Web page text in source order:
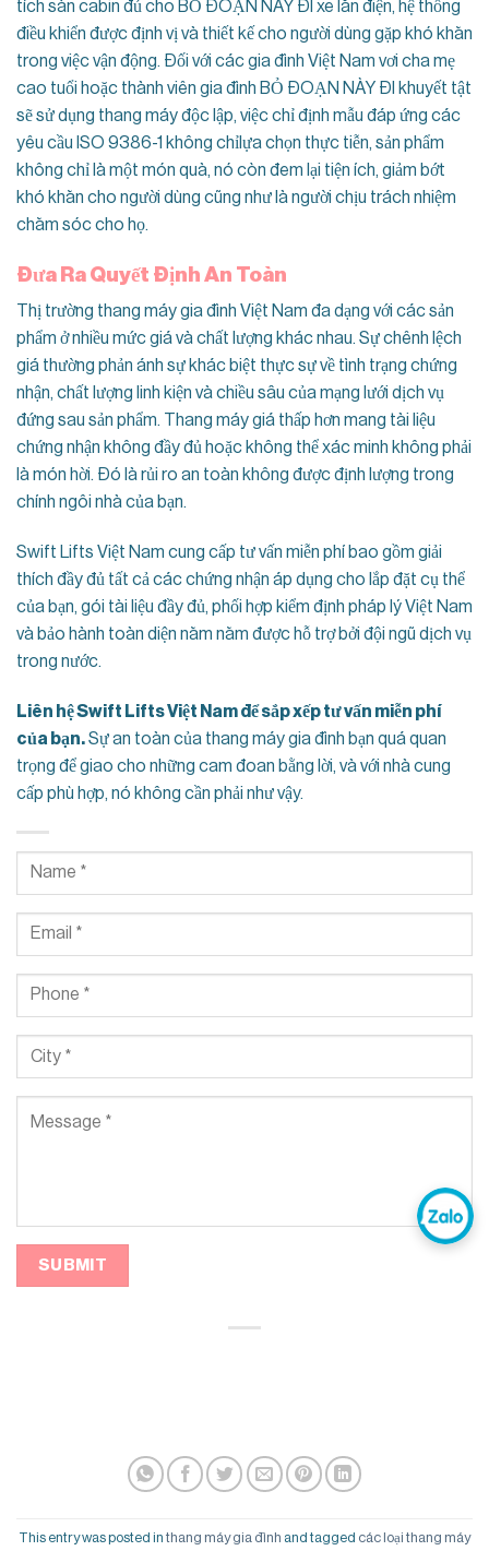
tích sàn cabin đủ cho BỎ ĐOẠN NÀY ĐI xe lăn điện, hệ thống
điều khiển được định vị và thiết kế cho người dùng gặp khó khăn
trong việc vận động. Đối với các gia đình Việt Nam vơi cha mẹ
cao tuổi hoặc thành viên gia đình BỎ ĐOẠN NÀY ĐI khuyết tật
sẽ sử dụng thang máy độc lập, việc chỉ định mẫu đáp ứng các
yêu cầu ISO 9386-1 không chỉlựa chọn thực tiễn, sản phẩm
không chỉ là một món quà, nó còn đem lại tiện ích, giảm bớt
khó khăn cho người dùng cũng như là người chịu trách nhiệm
chăm sóc cho họ.
Đưa Ra Quyết Định An Toàn
Thị trường thang máy gia đình Việt Nam đa dạng với các sản
phẩm ở nhiều mức giá và chất lượng khác nhau. Sự chênh lệch
giá thường phản ánh sự khác biệt thực sự về tình trạng chứng
nhận, chất lượng linh kiện và chiều sâu của mạng lưới dịch vụ
đứng sau sản phẩm. Thang máy giá thấp hơn mang tài liệu
chứng nhận không đầy đủ hoặc không thể xác minh không phải
là món hời. Đó là rủi ro an toàn không được định lượng trong
chính ngôi nhà của bạn.
Swift Lifts Việt Nam cung cấp tư vấn miễn phí bao gồm giải
thích đầy đủ tất cả các chứng nhận áp dụng cho lắp đặt cụ thể
của bạn, gói tài liệu đầy đủ, phối hợp kiểm định pháp lý Việt Nam
và bảo hành toàn diện năm năm được hỗ trợ bởi đội ngũ dịch vụ
trong nước.
Liên hệ Swift Lifts Việt Nam để sắp xếp tư vấn miễn phí
của bạn.Sự an toàn của thang máy gia đình bạn quá quan
trọng để giao cho những cam đoan bằng lời, và với nhà cung
cấp phù hợp, nó không cần phải như vậy.
This entry was posted in thang máy gia đình and tagged các loại thang máy